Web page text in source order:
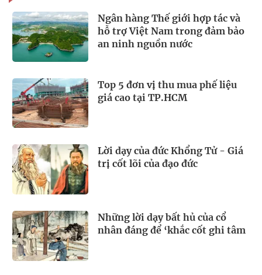
Ngân hàng Thế giới hợp tác và
hỗ trợ Việt Nam trong đảm bảo
an ninh nguồn nước
Top 5 đơn vị thu mua phế liệu
giá cao tại TP.HCM
Lời dạy của đức Khổng Tử - Giá
trị cốt lõi của đạo đức
Những lời dạy bất hủ của cổ
nhân đáng để ‘khắc cốt ghi tâm